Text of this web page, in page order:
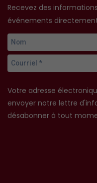
Recevez des
événements
Votre adresse
envoyer notre lettre
désabonner à tout